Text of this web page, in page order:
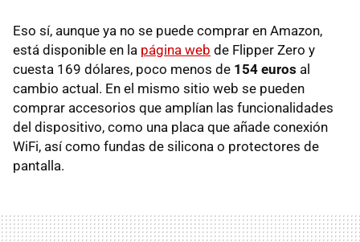
Eso sí, aunque ya no se puede comprar en Amazon,
está disponible en la página web de Flipper Zero y
cuesta 169 dólares, poco menos de 154 euros al
cambio actual. En el mismo sitio web se pueden
comprar accesorios que amplían las funcionalidades
del dispositivo, como una placa que añade conexión
WiFi, así como fundas de silicona o protectores de
pantalla.